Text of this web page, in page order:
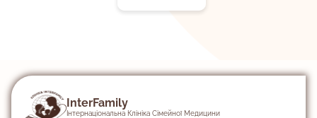
InterFamily
Інтернаціональна Клініка Сімейної Медицини